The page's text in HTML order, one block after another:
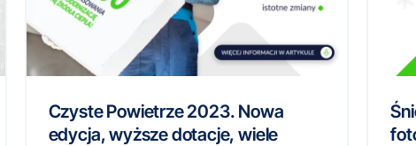
Czyste Powietrze 2023. Nowa
edycja, wyższe dotacje, wiele